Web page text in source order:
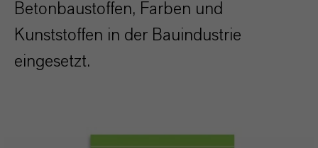
Betonbaustoffen, Farben und
Kunststoffen in der Bauindustrie
eingesetzt.